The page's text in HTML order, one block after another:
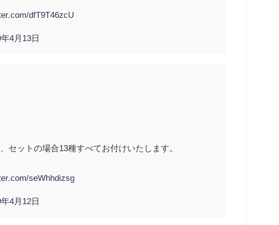
dfT9T46zcU
4月13日
セットの場合13種すべてお付けいたします。
seWhhdizsg
4月12日